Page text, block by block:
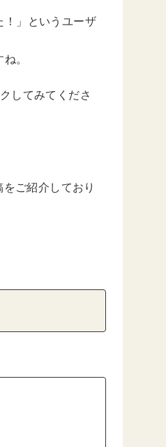
！」というユーザ
。
してみてくださ
ご紹介しており